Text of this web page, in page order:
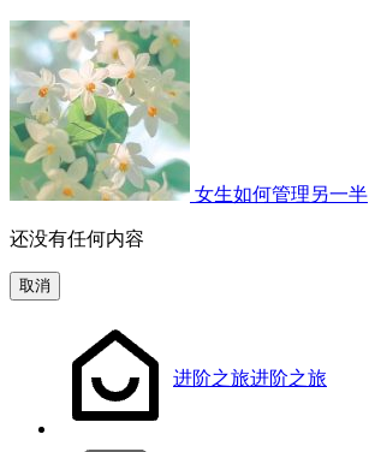
女生如何管理另一半
还没有任何内容
取消
进阶之旅进阶之旅